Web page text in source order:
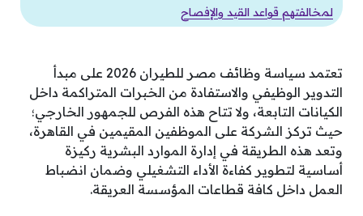
لمخالفتهم قواعد القيد والإفصاح
تعتمد سياسة وظائف مصر للطيران 2026 على مبدأ
التدوير الوظيفي والاستفادة من الخبرات المتراكمة داخل
الكيانات التابعة، ولا تتاح هذه الفرص للجمهور الخارجي؛
حيث تركز الشركة على الموظفين المقيمين في القاهرة،
وتعد هذه الطريقة في إدارة الموارد البشرية ركيزة
أساسية لتطوير كفاءة الأداء التشغيلي وضمان انضباط
العمل داخل كافة قطاعات المؤسسة العريقة.